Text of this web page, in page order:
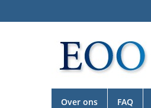
Over ons FAQ